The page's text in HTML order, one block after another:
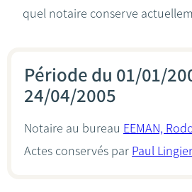
quel notaire conserve
Période du 01/01/
24/04/2005
Notaire au bureau EEMAN,
Actes conservés par Paul Lingier